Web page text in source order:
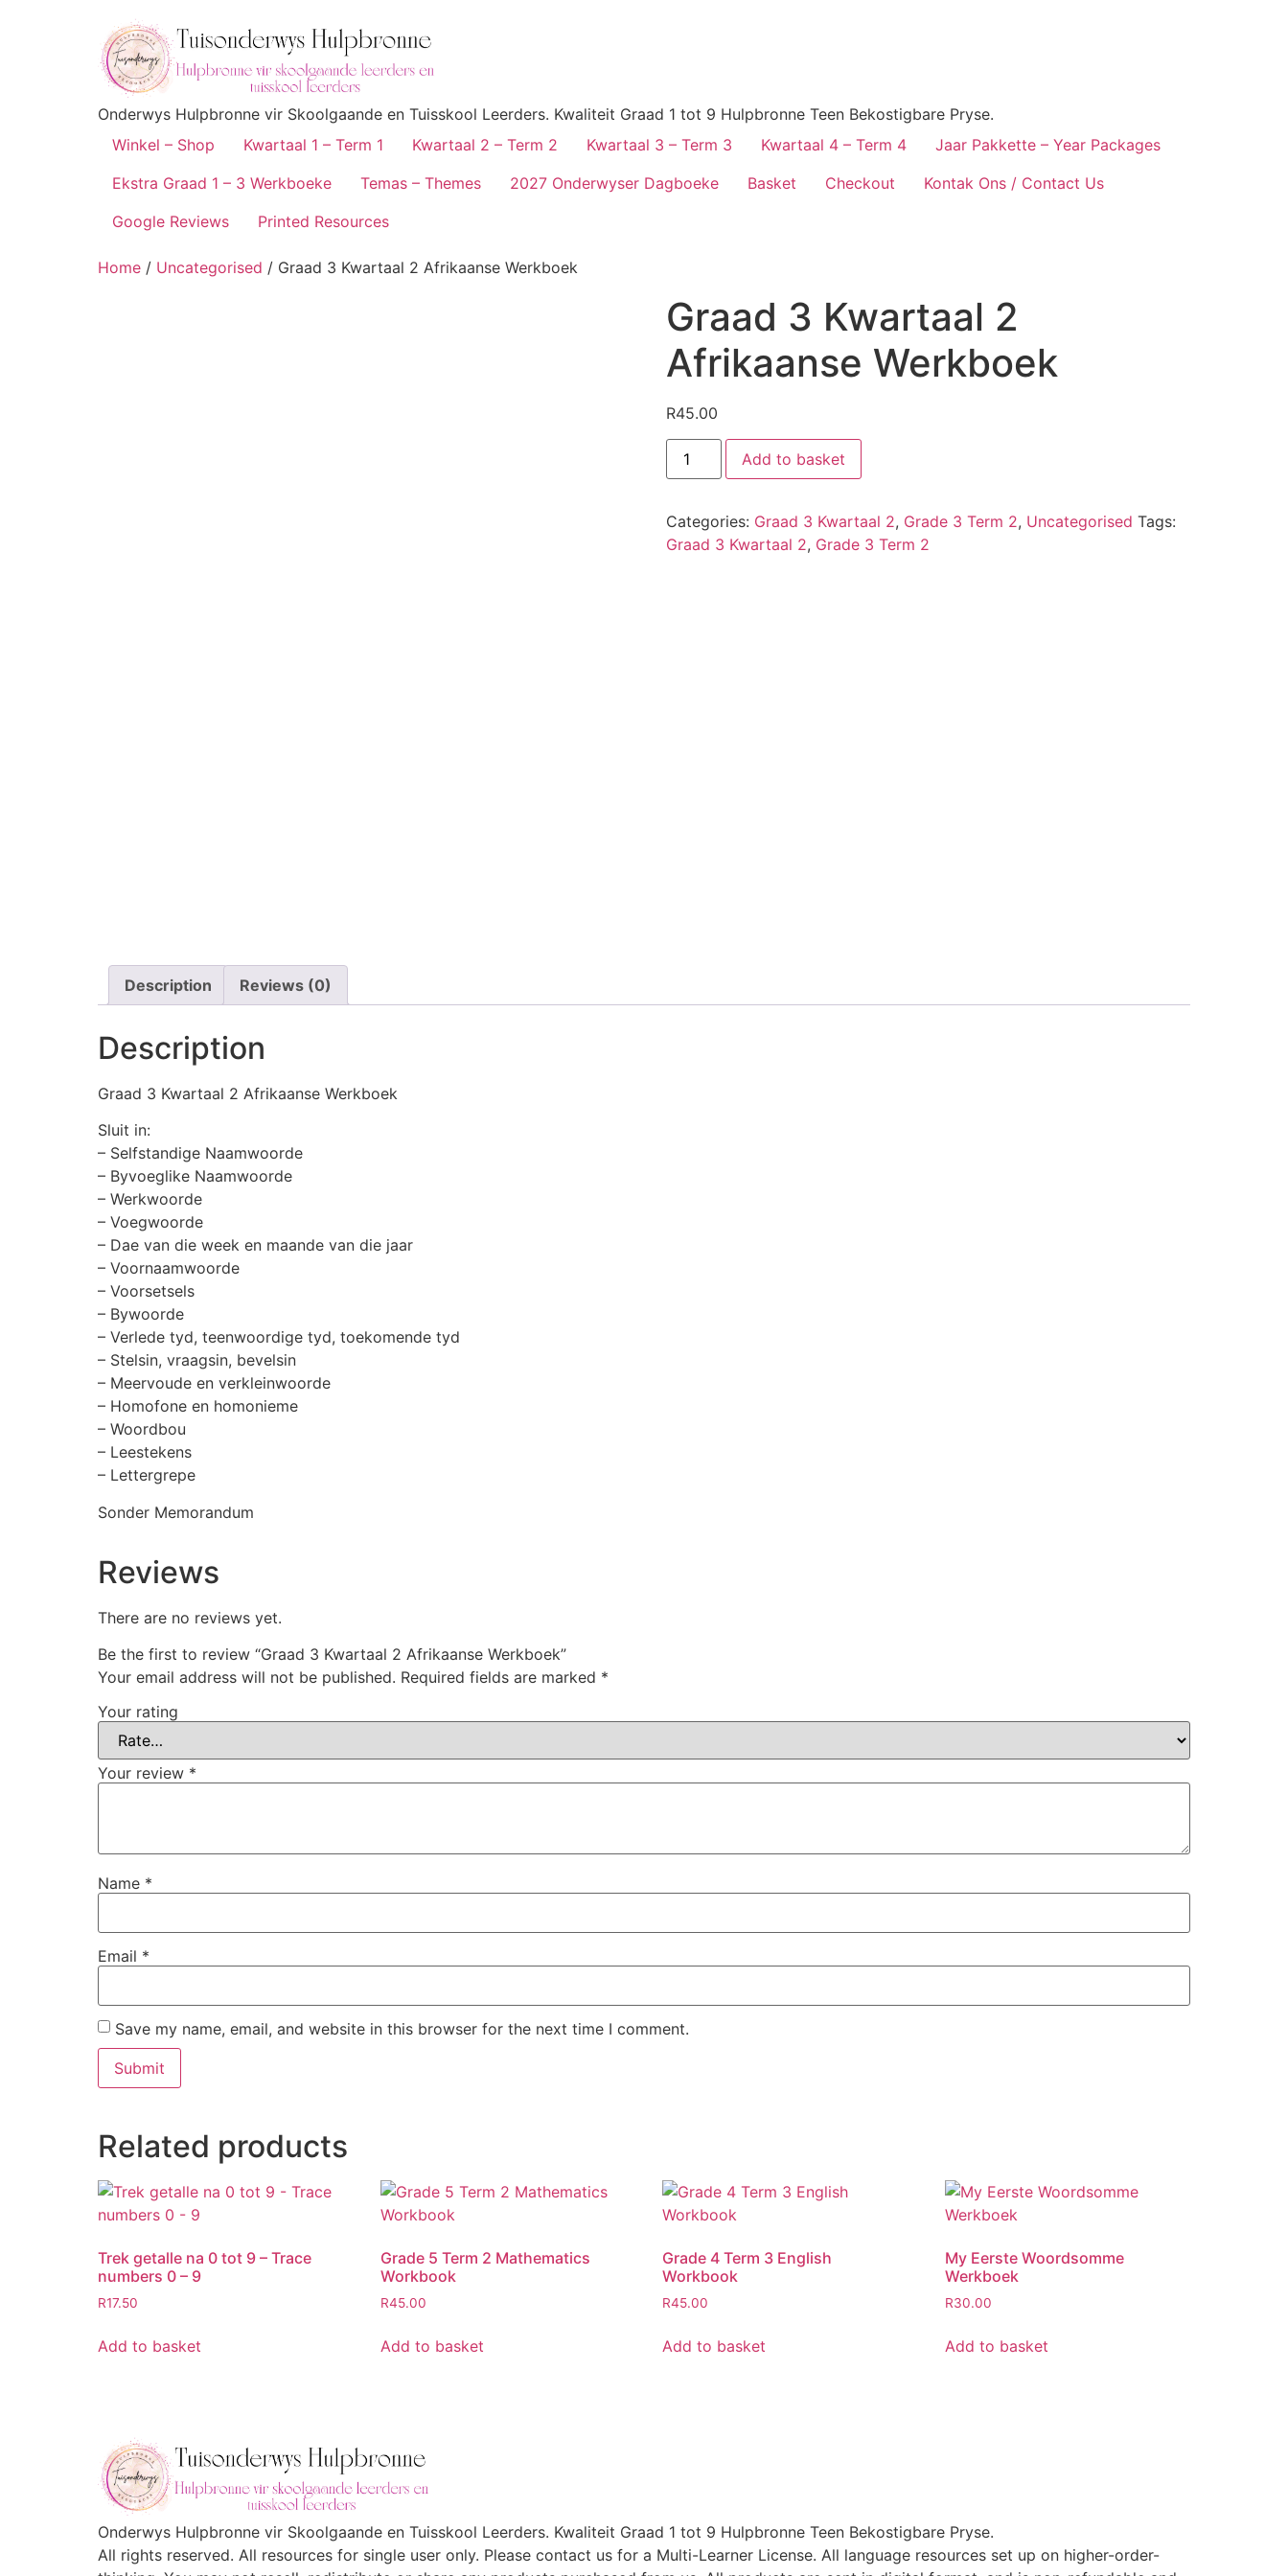
Onderwys Hulpbronne vir Skoolgaande en Tuisskool Leerders. Kwaliteit Graad 1 tot 9 Hulpbronne Teen Bekostigbare Pryse.
Winkel – Shop
Kwartaal 1 – Term 1 Kwartaal 2 – Term 2 Kwartaal 3 – Term 3 Kwartaal 4 – Term 4
Jaar Pakkette – Year Packages
Ekstra Graad 1 – 3 Werkboeke
Temas – Themes 2027 Onderwyser Dagboeke Basket Checkout
Kontak Ons / Contact Us
Google Reviews
Printed Resources
Home / Uncategorised / Graad 3 Kwartaal 2 Afrikaanse Werkboek
Graad 3 Kwartaal 2
Afrikaanse Werkboek
R45.00
Add to basket
Categories: Graad 3 Kwartaal 2, Grade 3 Term 2, Uncategorised Tags:
Graad 3 Kwartaal 2, Grade 3 Term 2
Description Reviews (0)
Description
Graad 3 Kwartaal 2 Afrikaanse Werkboek
Sluit in:
– Selfstandige Naamwoorde
– Byvoeglike Naamwoorde
– Werkwoorde
– Voegwoorde
– Dae van die week en maande van die jaar
– Voornaamwoorde
– Voorsetsels
– Bywoorde
– Verlede tyd, teenwoordige tyd, toekomende tyd
– Stelsin, vraagsin, bevelsin
– Meervoude en verkleinwoorde
– Homofone en homonieme
– Woordbou
– Leestekens
– Lettergrepe
Sonder Memorandum
Reviews
There are no reviews yet.
Be the first to review “Graad 3 Kwartaal 2 Afrikaanse Werkboek”
Your email address will not be published. Required fields are marked *
Your rating
Your review *
Name *
Email *
Save my name, email, and website in this browser for the next time I comment.
Related products
Trek getalle na 0 tot 9 – Trace
numbers 0 – 9
R17.50
Add to basket
Grade 5 Term 2 Mathematics
Workbook
R45.00
Add to basket
Grade 4 Term 3 English
Workbook
R45.00
Add to basket
My Eerste Woordsomme
Werkboek
R30.00
Add to basket
Onderwys Hulpbronne vir Skoolgaande en Tuisskool Leerders. Kwaliteit Graad 1 tot 9 Hulpbronne Teen Bekostigbare Pryse.
All rights reserved. All resources for single user only. Please contact us for a Multi-Learner License. All language resources set up on higher-order-